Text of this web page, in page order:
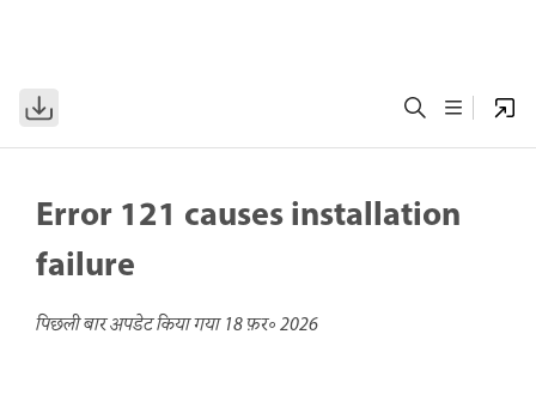
Error 121 causes installation
failure
पिछली बार अपडेट किया गया18 फ़र॰ 2026